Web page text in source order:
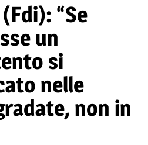
“Se
un
si
nelle
non in